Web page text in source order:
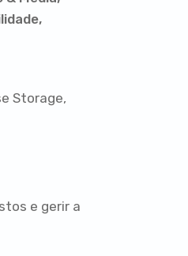
Storage
e gerir a